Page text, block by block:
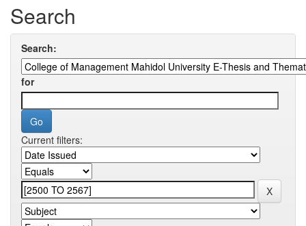
Search
Search:
for
Current filters: